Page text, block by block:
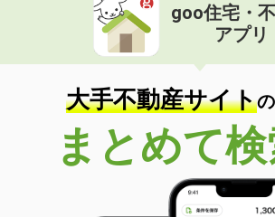
goo住宅・
アプリ
大手不動産サイトの
まとめて検